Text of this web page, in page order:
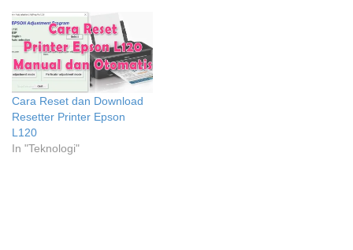
Cara Reset dan Download
Resetter Printer Epson
L120
In "Teknologi"